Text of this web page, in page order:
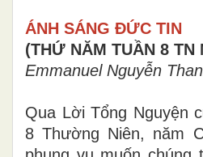
ÁNH SÁNG ĐỨC TIN
(THỨ NĂM TUẦN 8 TN
Emmanuel Nguyễn
Qua Lời Tổng Nguyện
8 Thường Niên, năm